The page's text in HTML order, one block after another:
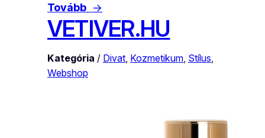
Tovább →
VETIVER.HU
Kategória / Divat Kozmetikum Stílus
Webshop